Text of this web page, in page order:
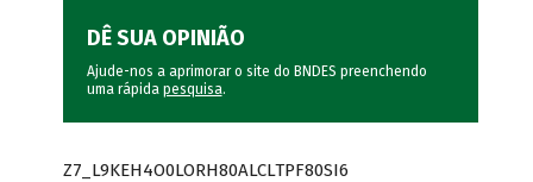
DÊ SUA OPINIÃO
Ajude-nos a aprimorar o site do BNDES preenchendo
uma rápida pesquisa.
Z7_L9KEH4O0LORH80ALCLTPF80SI6